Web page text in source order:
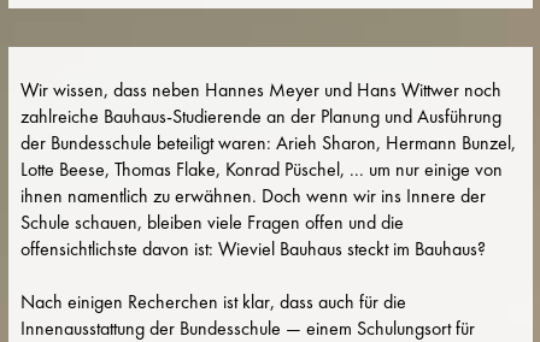
Wir wissen, dass neben Hannes Meyer und Hans Wittwer noch
zahlreiche Bauhaus-Studierende an der Planung und Ausführung
der Bundesschule beteiligt waren: Arieh Sharon, Hermann Bunzel,
Lotte Beese, Thomas Flake, Konrad Püschel, ... um nur einige von
ihnen namentlich zu erwähnen. Doch wenn wir ins Innere der
Schule schauen, bleiben viele Fragen offen und die
offensichtlichste davon ist: Wieviel Bauhaus steckt im Bauhaus?
Nach einigen Recherchen ist klar, dass auch für die
Innenausstattung der Bundesschule — einem Schulungsort für